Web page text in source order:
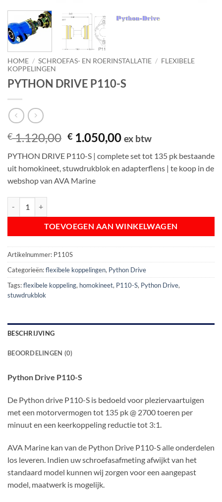
HOME / SCHROEFAS- EN ROERINSTALLATIE / FLEXIBELE
KOPPELINGEN
PYTHON DRIVE P110-S
€1.120,00 Oorspronkelijke
was:
€ 1.120,00.
€ 1.050,00Huidige
is:
€ 1.050,00.
ex btw
PYTHON DRIVE P110-S | complete set tot 135 pk bestaande
uit homokineet, stuwdrukblok en adapterflens | te koop in de
webshop van AVA Marine
TOEVOEGEN AAN WINKELWAGEN
Artikelnummer: P110S
Categorieën:flexibele koppelingen, Python Drive
Tags:flexibele koppeling, homokineet, P110-S, Python Drive,
stuwdrukblok
BESCHRIJVING
BEOORDELINGEN (0)
Python Drive P110-S
De Python drive P110-S is bedoeld voor pleziervaartuigen
met een motorvermogen tot 135 pk @ 2700 toeren per
minuut en een keerkoppeling reductie tot 3:1.
AVA Marine kan van de Python Drive P110-S alle onderdelen
los leveren. Indien uw schroefasafmeting afwijkt van het
standaard model kunnen wij zorgen voor een aangepast
model, maatwerk is mogelijk.